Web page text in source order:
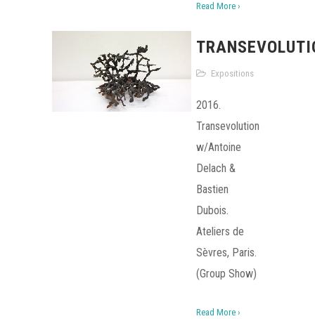
Read More ›
Expositions
2016.
Transevolution
w/Antoine
Delach &
Bastien
Dubois.
Ateliers de
Sèvres, Paris.
(Group Show)
Read More ›